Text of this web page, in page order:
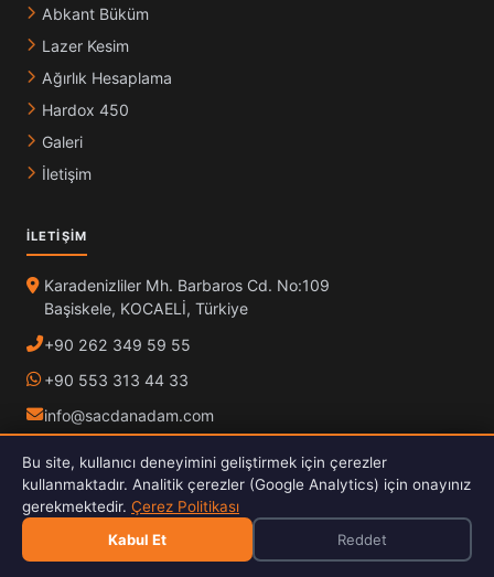
Abkant Büküm
Lazer Kesim
Ağırlık Hesaplama
Hardox 450
Galeri
İletişim
İLETIŞIM
Karadenizliler Mh. Barbaros Cd. No:109
Başiskele, KOCAELİ, Türkiye
+90 262 349 59 55
+90 553 313 44 33
info@sacdanadam.com
Pzt – Cuma: 08:00 – 17:30
Bu site, kullanıcı deneyimini geliştirmek için çerezler
kullanmaktadır. Analitik çerezler (Google Analytics) için onayınız
gerekmektedir. Çerez Politikası
Kabul Et
Reddet